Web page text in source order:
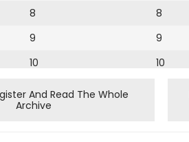
8
9
10
11
12
8
9
10
And Read The Whole
Archive